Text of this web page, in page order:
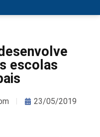
escolas
23/05/2019